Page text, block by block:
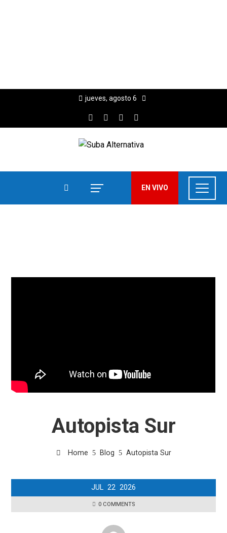
jueves, agosto 6
EN VIVO
Autopista Sur
Home Blog Autopista Sur
JUL 22 2026
0 COMMENTS